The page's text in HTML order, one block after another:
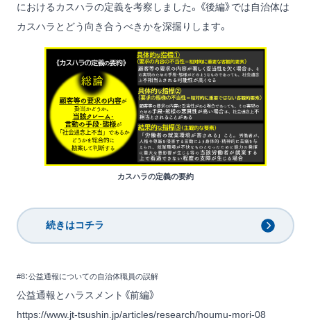
におけるカスハラの定義を考察しました。《後編》では自治体は
カスハラとどう向き合うべきかを深掘りします。
カスハラの定義の要約
続きはコチラ
#8：公益通報についての自治体職員の誤解
公益通報とハラスメント《前編》
https://www.jt-tsushin.jp/articles/research/houmu-mori-08